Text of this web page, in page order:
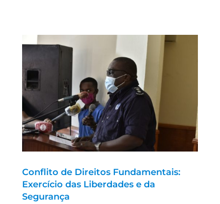
Conflito de Direitos Fundamentais:
Exercício das Liberdades e da
Segurança